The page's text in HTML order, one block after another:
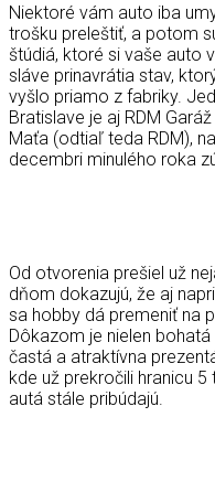
Niektoré vám auto iba
trošku preleštiť, a potom
štúdiá, ktoré si vaše auto
sláve prinavrátia stav,
vyšlo priamo z fabriky.
Bratislave je aj RDM
Maťa (odtiaľ teda RDM),
decembri minulého roka
Od otvorenia prešiel už
dňom dokazujú, že aj
sa hobby dá premeniť na
Dôkazom je nielen
častá a atraktívna
kde už prekročili hranicu
autá stále pribúdajú.